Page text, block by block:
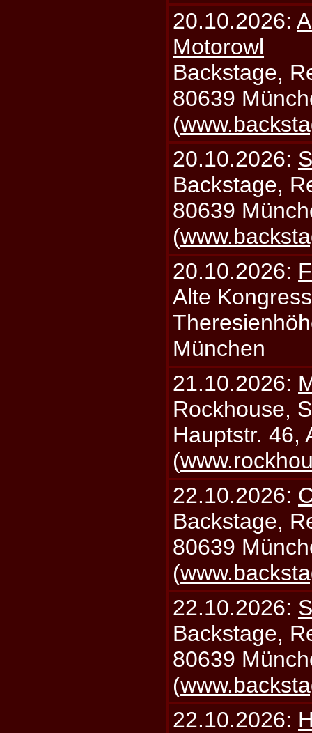
20.10.2026:
Motorowl
Backstage,
80639
(
20.10.2026:
Backstage,
80639
(
20.10.2026:
Alte
München
21.10.2026:
Rockhouse,
Hauptstr. 46,
(
22.10.2026:
Backstage,
80639
(
22.10.2026:
Backstage,
80639
(
22.10.2026: